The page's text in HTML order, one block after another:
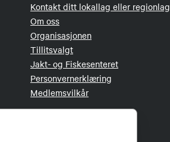
Kontakt ditt lokallag eller regionlag
Om oss
Organisasjonen
Tillitsvalgt
Jakt- og Fiskesenteret
Personvernerklæring
Medlemsvilkår